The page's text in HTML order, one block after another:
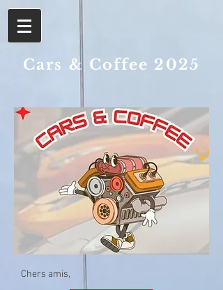
Cars & Coffee 2025
Chers amis,